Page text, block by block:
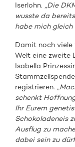
Iserlohn. „Die
wusste da
habe mich gleich
Damit noch viele
Welt eine zweite
Isabella
registrieren. „
schenkt
Ihr Eurem
Schokoladeneis
Ausflug zu
dabei sein zu